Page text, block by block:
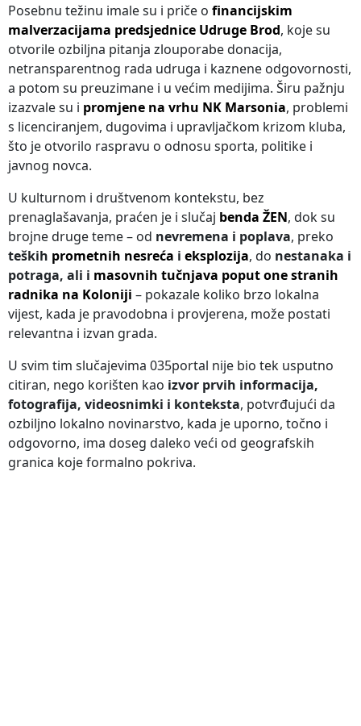
Posebnu težinu imale su i priče o financijskim
malverzacijama predsjednice Udruge Brod, koje su
otvorile ozbiljna pitanja zlouporabe donacija,
netransparentnog rada udruga i kaznene odgovornosti,
a potom su preuzimane i u većim medijima. Širu pažnju
izazvale su i promjene na vrhu NK Marsonia, problemi
s licenciranjem, dugovima i upravljačkom krizom kluba,
što je otvorilo raspravu o odnosu sporta, politike i
javnog novca.
U kulturnom i društvenom kontekstu, bez
prenaglašavanja, praćen je i slučaj benda ŽEN, dok su
brojne druge teme – od nevremena i poplava, preko
teških prometnih nesreća i eksplozija, do nestanaka i
potraga, ali i masovnih tučnjava poput one stranih
radnika na Koloniji – pokazale koliko brzo lokalna
vijest, kada je pravodobna i provjerena, može postati
relevantna i izvan grada.
U svim tim slučajevima 035portal nije bio tek usputno
citiran, nego korišten kao izvor prvih informacija,
fotografija, videosnimki i konteksta, potvrđujući da
ozbiljno lokalno novinarstvo, kada je uporno, točno i
odgovorno, ima doseg daleko veći od geografskih
granica koje formalno pokriva.